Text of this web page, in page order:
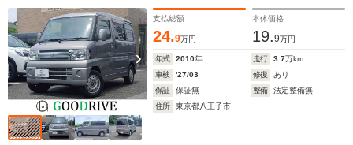
支払総額
24.9万円
本体価格
19.9万円
年式 2010年 走行 3.7万km
車検
'27/03 修復
あり
保証
保証無 整備
法定整備無
住所
東京都八王子市